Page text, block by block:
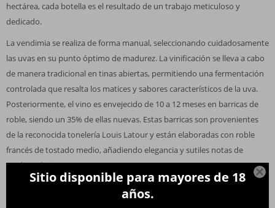

Sitio disponible para mayores de 18
años.
hectárea, cada botella es el resultado de un trabajo meticuloso y
dedicado.
La vendimia se realiza de forma manual, seleccionando cuidadosamente
las uvas en su punto óptimo de madurez. La vinificación se lleva a cabo
de manera tradicional en tinas abiertas, permitiendo una fermentación
controlada que resalta los matices y sabores característicos de la uva.
Posteriormente, el vino es envejecido de 10 a 12 meses en barricas de
roble, siendo un 35% de ellas nuevas. Estas barricas son provenientes
de la reconocida tonelería Louis Latour y están elaboradas con roble
francés de tostado medio, añadiendo elegancia y sutiles notas de
madera al vino.
Aunque Chassagne-Montrachet es reconocido principalmente por sus
Grand Crus blancos, este vino tinto no se queda atrás. Posee un cuerpo